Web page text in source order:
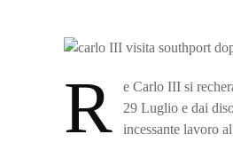
R
e Carlo III si
29 Luglio e dai
incessante lavoro